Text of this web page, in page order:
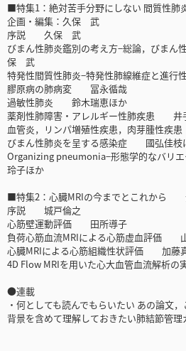
■特集1：絶対苦手分野にしない 間質性
企画・編集：久保 武
序説 久保 武
びまん性肺炎鑑別の考え方−総論，びま
保 武
特発性間質性肺炎−特発性肺線維症と進
膠原病の肺病変 冨永循哉
過敏性肺炎 鈴木瑞恵ほか
薬剤性肺障害・アレルギー性肺疾患 井
血管炎，リンパ増殖性疾患，肉芽腫性
びまん性肺炎を呈する感染症 國弘佳枝
Organizing pneumonia−形態学的なバ
玲子ほか
■特集2：心臓MRIの今までとこれから
序説 城戸倫之
心筋壁運動評価 田所導子
負荷心筋血流MRIによる心筋虚血評価
心臓MRIによる心筋組織性状評価 加藤
4D Flow MRIを用いた心大血管血流解析
●連載
・何としても読んでもらいたい あの論文，
背景を含めて理解しておきたい肺結節